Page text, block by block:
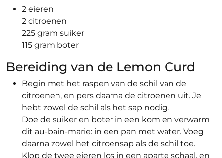
2 eieren
2 citroenen
225 gram suiker
115 gram boter
Bereiding van de Lemon Curd
Begin met het raspen van de schil van de
citroenen, en pers daarna de citroenen uit. Je
hebt zowel de schil als het sap nodig.
Doe de suiker en boter in een kom en verwarm
dit au-bain-marie: in een pan met water. Voeg
daarna zowel het citroensap als de schil toe.
Klop de twee eieren los in een aparte schaal, en